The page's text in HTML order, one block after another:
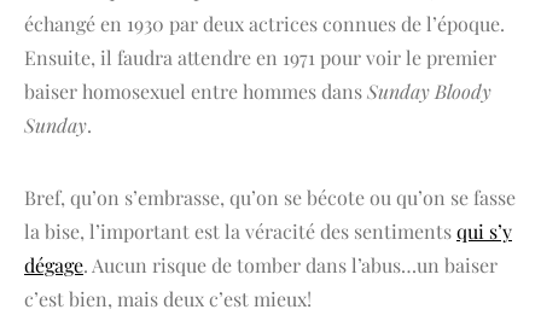
échangé en 1930 par deux actrices connues de l’époque.
Ensuite, il faudra attendre en 1971 pour voir le premier
baiser homosexuel entre hommes dansSunday Bloody
Sunday.
Bref, qu’on s’embrasse, qu’on se bécote ou qu’on se fasse
la bise, l’important est la véracité des sentimentsqui s’y
dégage. Aucun risque de tomber dans l’abus…un baiser
c’est bien, mais deux c’est mieux!